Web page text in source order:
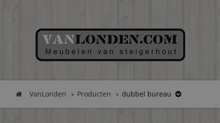
VanLonden Producten dubbel bureau